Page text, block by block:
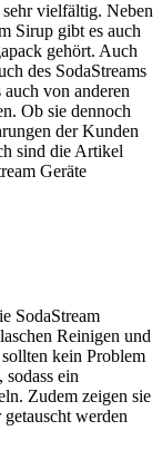
vielfältig. Neben
Sirup gibt es auch
gehört. Auch
des SodaStreams
von anderen
Ob sie dennoch
der Kunden
sind die Artikel
Geräte
SodaStream
Reinigen und
kein Problem
ein
Zudem zeigen sie
werden